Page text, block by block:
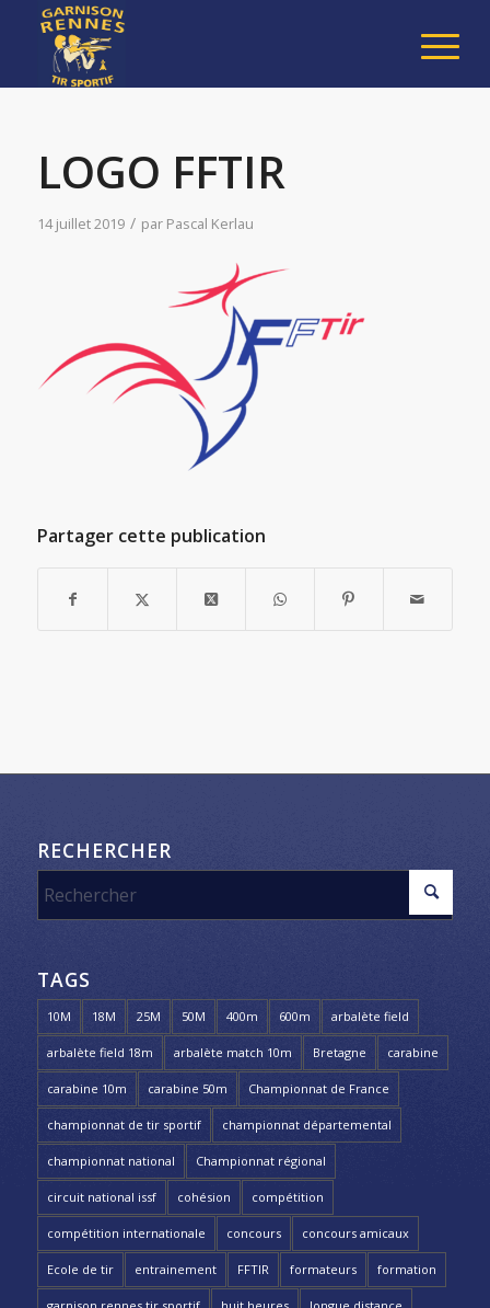
LOGO FFTIR
14 juillet 2019 / par Pascal Kerlau
Partager cette publication
RECHERCHER
TAGS
10M 18M 25M 50M 400m 600m arbalète field
arbalète field 18m arbalète match 10m Bretagne carabine
carabine 10m carabine 50m Championnat de France
championnat de tir sportif championnat départemental
championnat national Championnat régional
circuit national issf cohésion compétition
compétition internationale concours concours amicaux
Ecole de tir entrainement FFTIR formateurs formation